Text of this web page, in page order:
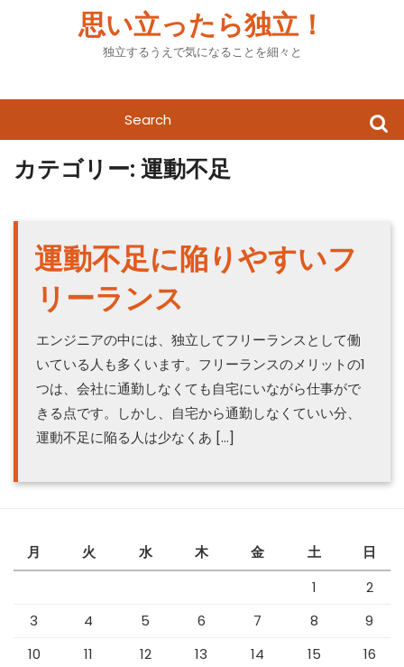
思い立ったら独立！
独立するうえで気になることを細々と
for:
カテゴリー: 運動不足
運動不足に陥りやすいフ
リーランス
エンジニアの中には、独立してフリーランスとして働
いている人も多くいます。フリーランスのメリットの1
つは、会社に通勤しなくても自宅にいながら仕事がで
きる点です。しかし、自宅から通勤しなくていい分、
運動不足に陥る人は少なくあ […]
月 火 水 木 金 土
日
1
2
3
4 5 6 7 8
9
10
11 12 13 14 15
16